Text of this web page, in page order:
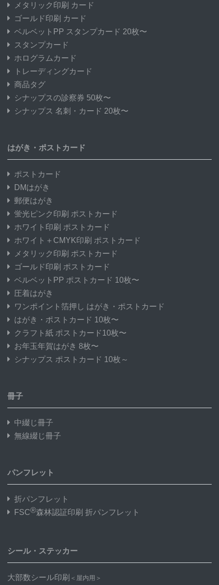
メタリック印刷 カード
ゴールド印刷 カード
ベルベットPP スタンプカード 20枚〜
スタンプカード
ホログラムカード
トレーディングカード
商品タグ
シナップスの診察券 50枚〜
シナップス 名刺・カード 20枚〜
はがき・ポストカード
ポストカード
DMはがき
郵便はがき
蛍光ピンク印刷 ポストカード
ホワイト印刷 ポストカード
ホワイト＋CMYK印刷 ポストカード
メタリック印刷 ポストカード
ゴールド印刷 ポストカード
ベルベットPP ポストカード 10枚〜
圧着はがき
ワンポイント箔押し はがき・ポストカード
はがき・ポストカード 10枚〜
クラフト紙 ポストカード10枚〜
お年玉年賀はがき 8枚〜
シナップス ポストカード 10枚～
冊子
中綴じ冊子
無線綴じ冊子
パンフレット
折パンフレット
FSC®森林認証印刷 折パンフレット
シール・ステッカー
大部数シール印刷 ＜屋内用＞